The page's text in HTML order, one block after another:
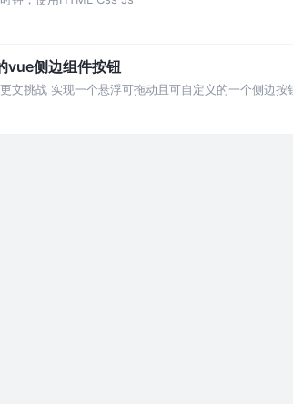
vue侧边组件按钮
文挑战 实现一个悬浮可拖动且可自定义的一个侧边按